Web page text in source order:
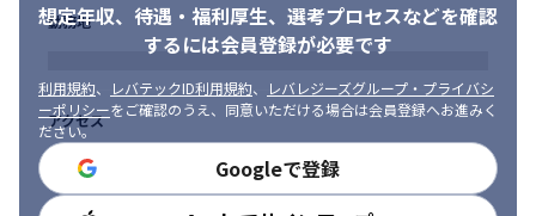
・鉄道会社におけるインバウンド客の受け入れ態勢を整えるため
の課題整理から要件定義、調査、レポーティング
ス解析、KPI設定
・消費財メーカーの新商品開発における分析設計からBIツールを
用いて分析環境を作成、パネルデータを用いたKPIの可視化・レポ
ーティング（BIツールでのダッシュボード作成等）
・ソーシャルゲームの離脱率改善に向けたデータ分析設計、ログ
想定年収、待遇・福利厚生、 選考プロセスなどを確認
するには会員登録が必要です
利用規約、 レバテックID利用規約、
レバレジーズグループ・プライバシ
ーポリシーをご確認のうえ、同意いただける場合は会員登録へお進みく
ださい。
Googleで登録
勤務地
アクセス